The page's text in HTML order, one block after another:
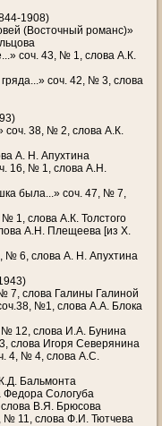
1908)
(Восточный романс)»
соч. 43, № 1, слова А.К.
соч. 42, № 3, слова
соч. 38, № 2, слова А.К.
А. Н. Апухтина
16, № 1, слова А.Н.
была...» соч. 47, № 7,
1, слова А.К. Толстого
А.Н. Плещеева [из Х.
№ 6, слова А. Н. Апухтина
7, слова Галины Галиной
№1, слова А.А. Блока
№ 12, слова И.А. Бунина
слова Игоря Северянина
4, № 4, слова А.С.
Бальмонта
Сологуба
В.Я. Брюсова
№ 11, слова Ф.И. Тютчева